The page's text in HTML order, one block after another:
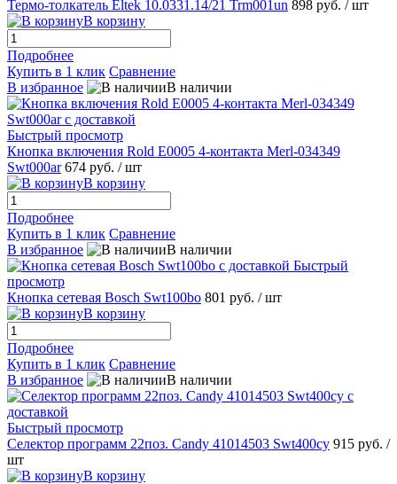
Термо-толкатель Eltek 10.0331.14/21 Trm001un 898 руб. / шт
В корзину
Подробнее
Купить в 1 клик Сравнение
В избранное
В наличии
Быстрый просмотр
Кнопка включения Rold E0005 4-контакта Merl-034349
Swt000ar 674 руб. / шт
В корзину
Подробнее
Купить в 1 клик Сравнение
В избранное
В наличии
Быстрый
просмотр
Кнопка сетевая Bosch Swt100bo 801 руб. / шт
В корзину
Подробнее
Купить в 1 клик Сравнение
В избранное
В наличии
Быстрый просмотр
Селектор программ 22поз. Candy 41014503 Swt400cy 915 руб. /
шт
В корзину